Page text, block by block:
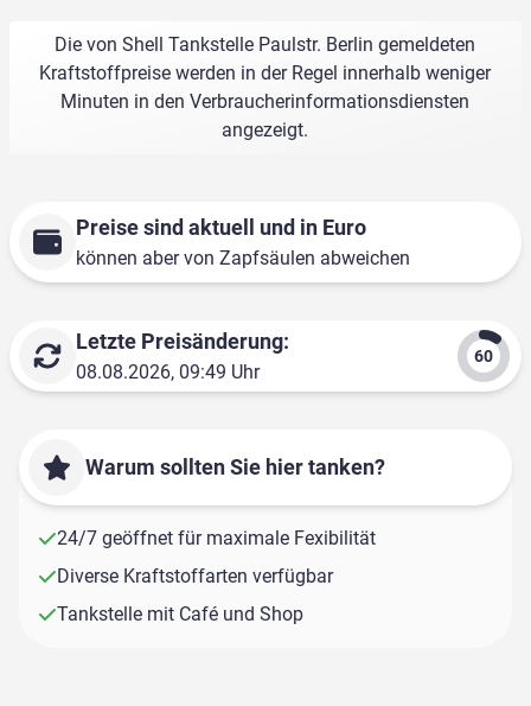
Die von Shell Tankstelle Paulstr. Berlin gemeldeten
Kraftstoffpreise werden in der Regel innerhalb weniger
Minuten in den Verbraucherinformationsdiensten
angezeigt.
Preise sind aktuell und in Euro
können aber von Zapfsäulen abweichen
Letzte Preisänderung:
08.08.2026, 09:49 Uhr
Warum sollten Sie hier tanken?
24/7 geöffnet für maximale Fexibilität
Diverse Kraftstoffarten verfügbar
Tankstelle mit Café und Shop